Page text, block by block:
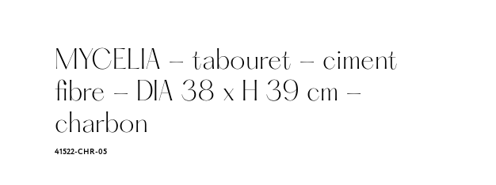
MYCELIA - tabouret - ciment
fibre - DIA 38 x H 39 cm -
charbon
41522-CHR-05